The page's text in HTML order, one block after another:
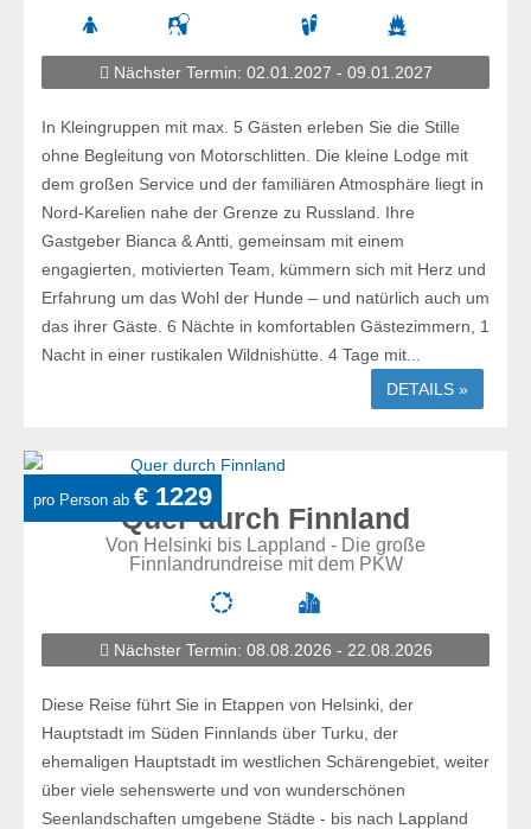
Nächster Termin: 02.01.2027 - 09.01.2027
In Kleingruppen mit max. 5 Gästen erleben Sie die Stille
ohne Begleitung von Motorschlitten. Die kleine Lodge mit
dem großen Service und der familiären Atmosphäre liegt in
Nord-Karelien nahe der Grenze zu Russland. Ihre
Gastgeber Bianca & Antti, gemeinsam mit einem
engagierten, motivierten Team, kümmern sich mit Herz und
Erfahrung um das Wohl der Hunde – und natürlich auch um
das ihrer Gäste. 6 Nächte in komfortablen Gästezimmern, 1
Nacht in einer rustikalen Wildnishütte. 4 Tage mit...
DETAILS »
pro Person ab € 1229
Quer durch Finnland
Von Helsinki bis Lappland - Die große
Finnlandrundreise mit dem PKW
Nächster Termin: 08.08.2026 - 22.08.2026
Diese Reise führt Sie in Etappen von Helsinki, der
Hauptstadt im Süden Finnlands über Turku, der
ehemaligen Hauptstadt im westlichen Schärengebiet, weiter
über viele sehenswerte und von wunderschönen
Seenlandschaften umgebene Städte - bis nach Lappland